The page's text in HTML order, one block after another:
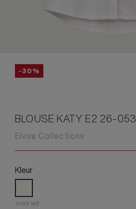
-30%
BLOUSE KATY E2 26-053
Elvira Collections
Kleur
Ivoor wit